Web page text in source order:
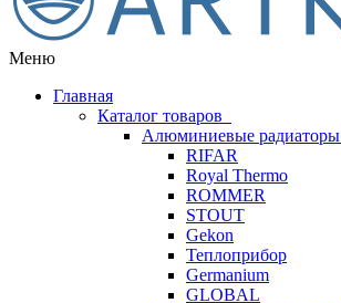
Меню
Главная
Каталог товаров
Алюминиевые радиаторы
RIFAR
Royal Thermo
ROMMER
STOUT
Gekon
Теплоприбор
Germanium
GLOBAL